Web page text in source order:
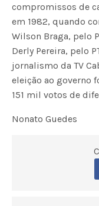
compromissos de
em 1982, quando
Wilson Braga, pelo
Derly Pereira, pelo
jornalismo da TV
eleição ao governo
151 mil votos de
Nonato Guedes